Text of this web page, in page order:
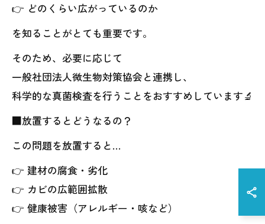
👉 どのくらい広がっているのか
を知ることがとても重要です。
そのため、必要に応じて
一般社団法人微生物対策協会と連携し、
科学的な真菌検査を行うことをおすすめしています🔬
■放置するとどうなるの？
この問題を放置すると…
👉 建材の腐食・劣化
👉 カビの広範囲拡散
👉 健康被害（アレルギー・咳など）